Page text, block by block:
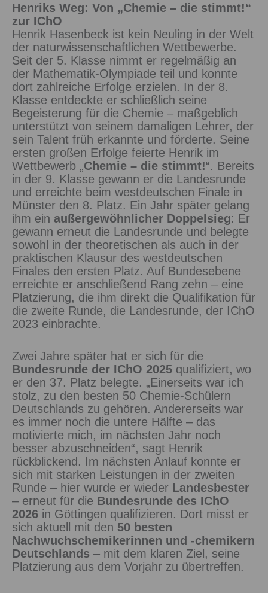
Henriks Weg: Von „Chemie – die stimmt!“
zur IChO
Henrik Hasenbeck ist kein Neuling in der Welt
der naturwissenschaftlichen Wettbewerbe.
Seit der 5. Klasse nimmt er regelmäßig an
der Mathematik-Olympiade teil und konnte
dort zahlreiche Erfolge erzielen. In der 8.
Klasse entdeckte er schließlich seine
Begeisterung für die Chemie – maßgeblich
unterstützt von seinem damaligen Lehrer, der
sein Talent früh erkannte und förderte. Seine
ersten großen Erfolge feierte Henrik im
Wettbewerb „Chemie – die stimmt!“. Bereits
in der 9. Klasse gewann er die Landesrunde
und erreichte beim westdeutschen Finale in
Münster den 8. Platz. Ein Jahr später gelang
ihm ein außergewöhnlicher Doppelsieg: Er
gewann erneut die Landesrunde und belegte
sowohl in der theoretischen als auch in der
praktischen Klausur des westdeutschen
Finales den ersten Platz. Auf Bundesebene
erreichte er anschließend Rang zehn – eine
Platzierung, die ihm direkt die Qualifikation für
die zweite Runde, die Landesrunde, der IChO
2023 einbrachte.
Zwei Jahre später hat er sich für die
Bundesrunde der IChO 2025 qualifiziert, wo
er den 37. Platz belegte. „Einerseits war ich
stolz, zu den besten 50 Chemie-Schülern
Deutschlands zu gehören. Andererseits war
es immer noch die untere Hälfte – das
motivierte mich, im nächsten Jahr noch
besser abzuschneiden“, sagt Henrik
rückblickend. Im nächsten Anlauf konnte er
sich mit starken Leistungen in der zweiten
Runde – hier wurde er wieder Landesbester
– erneut für die Bundesrunde des IChO
2026 in Göttingen qualifizieren. Dort misst er
sich aktuell mit den 50 besten
Nachwuchschemikerinnen und -chemikern
Deutschlands – mit dem klaren Ziel, seine
Platzierung aus dem Vorjahr zu übertreffen.